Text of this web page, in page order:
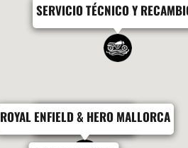
ZONTES MALLORCA
ROYAL ENFIELD & HERO MALLORCA
SERVICIO TÉCNICO Y